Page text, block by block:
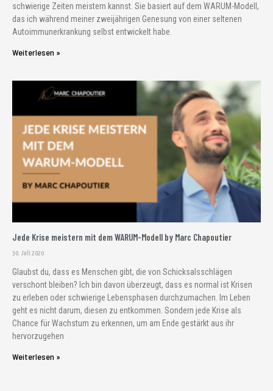
schwierige Zeiten meistern kannst. Sie basiert auf dem WARUM-Modell,
das ich während meiner zweijährigen Genesung von einer seltenen
Autoimmunerkrankung selbst entwickelt habe.
Weiterlesen »
Jede Krise meistern mit dem WARUM-Modell by Marc Chapoutier
30. Juli 2020
Glaubst du, dass es Menschen gibt, die von Schicksalsschlägen
verschont bleiben? Ich bin davon überzeugt, dass es normal ist Krisen
zu erleben oder schwierige Lebensphasen durchzumachen. Im Leben
geht es nicht darum, diesen zu entkommen. Sondern jede Krise als
Chance für Wachstum zu erkennen, um am Ende gestärkt aus ihr
hervorzugehen
Weiterlesen »